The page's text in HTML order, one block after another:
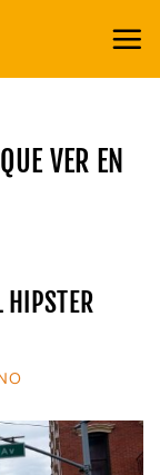
QUE VER EN
HIPSTER